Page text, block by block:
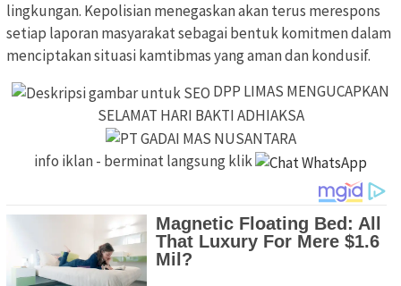
lingkungan. Kepolisian menegaskan akan terus merespons
setiap laporan masyarakat sebagai bentuk komitmen dalam
menciptakan situasi kamtibmas yang aman dan kondusif.
DPP LIMAS MENGUCAPKAN
SELAMAT HARI BAKTI ADHIAKSA
info iklan - berminat langsung klik